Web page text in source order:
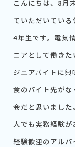
こんにちは、8月
ていただいてい
4年生です。電気
ニアとして働き
ジニアバイトに
食のバイト先がな
会だと思いまし
人でも実務経験
経験歓迎のアル